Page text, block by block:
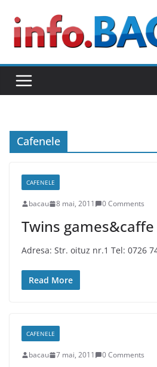
content
Cafenele
CAFENELE
bacau 8 mai, 2011 0 Comments
Twins games&caffe
Adresa: Str. oituz nr.1 Tel: 0726
Read More
CAFENELE
bacau 7 mai, 2011 0 Comments